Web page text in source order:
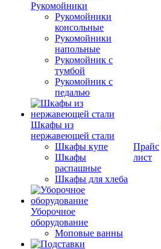
Рукомойники
Рукомойники
консольные
Рукомойники
напольные
Рукомойник с
тумбой
Рукомойник с
педалью
Шкафы из
нержавеющей стали
Шкафы купе
Шкафы
распашные
Шкафы для хлеба
Уборочное
оборудование
Моповые ванны
Прайс
лист